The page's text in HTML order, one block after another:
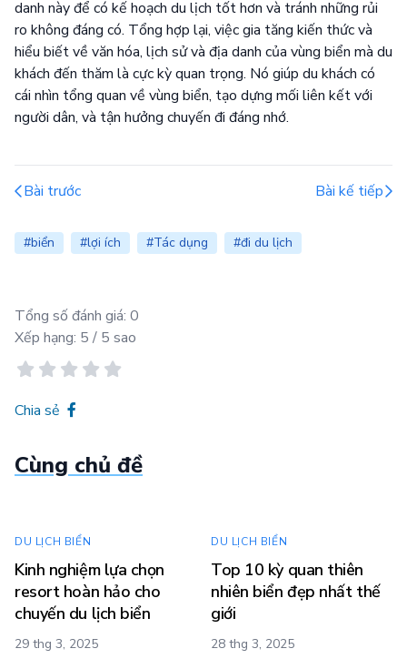
danh này để có kế hoạch du lịch tốt hơn và tránh những rủi
ro không đáng có. Tổng hợp lại, việc gia tăng kiến thức và
hiểu biết về văn hóa, lịch sử và địa danh của vùng biển mà du
khách đến thăm là cực kỳ quan trọng. Nó giúp du khách có
cái nhìn tổng quan về vùng biển, tạo dựng mối liên kết với
người dân, và tận hưởng chuyến đi đáng nhớ.
Bài trước Bài kế tiếp
#biển #lợi ích #Tác dụng #đi du lịch
Tổng số đánh giá: 0
Xếp hạng: 5 / 5 sao
Chia sẻ
Cùng chủ đề
DU LỊCH BIỂN
Kinh nghiệm lựa chọn
resort hoàn hảo cho
chuyến du lịch biển
29 thg 3, 2025
DU LỊCH BIỂN
Top 10 kỳ quan thiên
nhiên biển đẹp nhất thế
giới
28 thg 3, 2025